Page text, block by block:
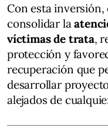
Con esta
consolidar la
víctimas de trata,
protección y
recuperación que
desarrollar
alejados de